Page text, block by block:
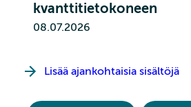
kvanttitietokoneen
08.07.2026
Lisää ajankohtaisia sisältöjä